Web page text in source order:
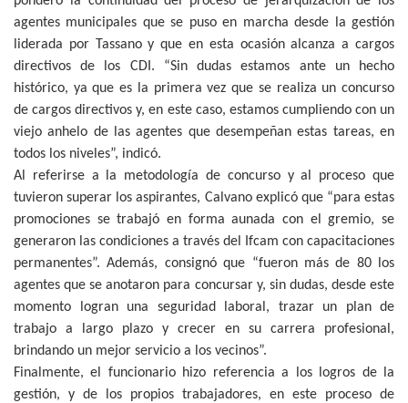
agentes municipales que se puso en marcha desde la gestión
liderada por Tassano y que en esta ocasión alcanza a cargos
directivos de los CDI. “Sin dudas estamos ante un hecho
histórico, ya que es la primera vez que se realiza un concurso
de cargos directivos y, en este caso, estamos cumpliendo con un
viejo anhelo de las agentes que desempeñan estas tareas, en
todos los niveles”, indicó.
Al referirse a la metodología de concurso y al proceso que
tuvieron superar los aspirantes, Calvano explicó que “para estas
promociones se trabajó en forma aunada con el gremio, se
generaron las condiciones a través del Ifcam con capacitaciones
permanentes”. Además, consignó que “fueron más de 80 los
agentes que se anotaron para concursar y, sin dudas, desde este
momento logran una seguridad laboral, trazar un plan de
trabajo a largo plazo y crecer en su carrera profesional,
brindando un mejor servicio a los vecinos”.
Finalmente, el funcionario hizo referencia a los logros de la
gestión, y de los propios trabajadores, en este proceso de